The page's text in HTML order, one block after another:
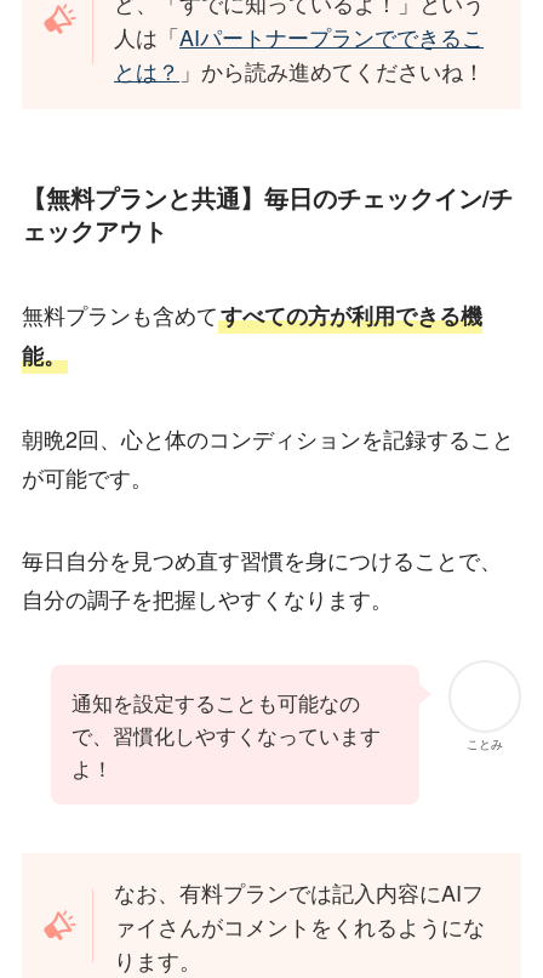
人は「AIパートナープランでできるこ
とは？ 」から読み進めてくださいね！
【無料プランと共通】毎日のチェックイン/チ
ェックアウト
無料プランも含めてすべての方が利用できる機
能。
朝晩2回、心と体のコンディションを記録すること
が可能です。
毎日自分を見つめ直す習慣を身につけることで、
自分の調子を把握しやすくなります。
ことみ
通知を設定することも可能なの
で、習慣化しやすくなっています
よ！
なお、有料プランでは記入内容にAIフ
ァイさんがコメントをくれるようにな
ります。